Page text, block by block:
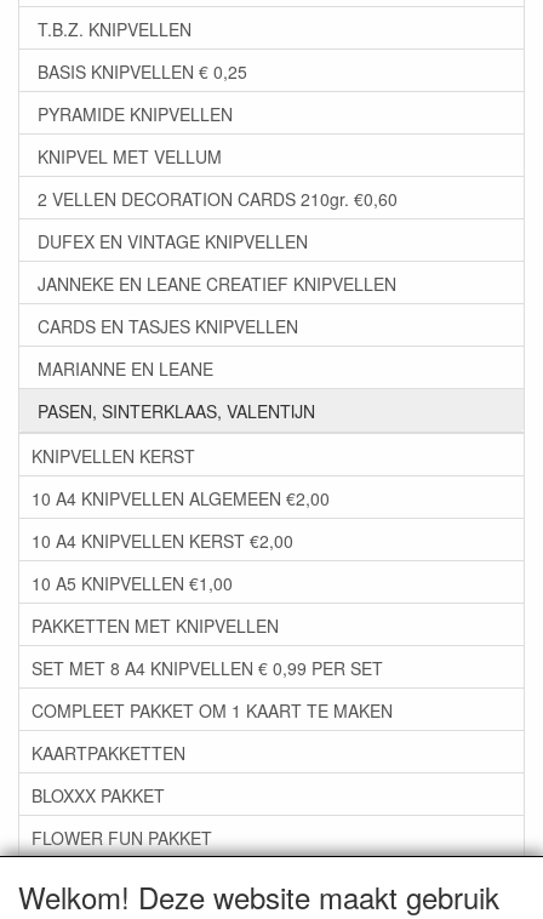
Welkom! Deze website maakt gebruik
T.B.Z. KNIPVELLEN
BASIS KNIPVELLEN € 0,25
PYRAMIDE KNIPVELLEN
KNIPVEL MET VELLUM
2 VELLEN DECORATION CARDS 210gr. €0,60
DUFEX EN VINTAGE KNIPVELLEN
JANNEKE EN LEANE CREATIEF KNIPVELLEN
CARDS EN TASJES KNIPVELLEN
MARIANNE EN LEANE
PASEN, SINTERKLAAS, VALENTIJN
KNIPVELLEN KERST
10 A4 KNIPVELLEN ALGEMEEN €2,00
10 A4 KNIPVELLEN KERST €2,00
10 A5 KNIPVELLEN €1,00
PAKKETTEN MET KNIPVELLEN
SET MET 8 A4 KNIPVELLEN € 0,99 PER SET
COMPLEET PAKKET OM 1 KAART TE MAKEN
KAARTPAKKETTEN
BLOXXX PAKKET
FLOWER FUN PAKKET
***GROEP 06*** TAPE/LIJM SNIJMALLEN STEMPELS